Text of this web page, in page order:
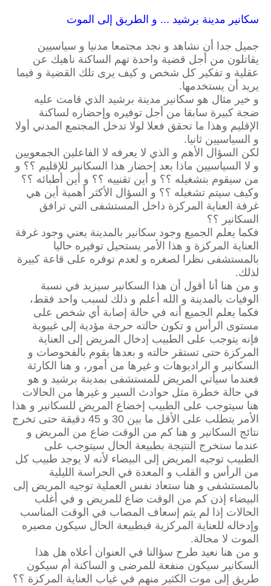
سكانير مدينة برشيد ... و الطريق إلى الموت
جميل جدا أن نشاهد و نجد مجتمعا مدنيا و سياسيين
يقاتلون من أجل قضية واحدة تهم الساكنة ناهيك عن
عقلية و تفكير كل شخص و كيف يرى تلك القضية و فيما
يريد أن يستخدمها.
و خير مثال هو سكانير مدينة برشيد الذي قامت عليه
ضجة كبيرة سابقا من أجل توفيره وإحضاره لساكنة
الإقليم وهذا ما تحقق فعلا لولا تدخل المجتمع المدني أولا
و السياسيين ثانيا.
لكن السؤال الأهم و الذي لا يعرفه لا الفاعلين الجمعويين
و لا السياسيين ماذا بعد إحضار هذا السكانير للإقليم ؟؟ و
من سيقوم بتشغيله ؟؟ و أين تقنييه ؟؟ و أين أطبائه ؟؟
وكيف سيتم تشغيله ؟؟ و السؤال الأكثر أهمية أين هي
غرفة العناية المركزة داخل المستشفى التي ترافق
السكانير ؟؟
فكما يعلم الجميع وجود سكانير بالمدينة يعني وجود غرفة
العناية المركزة و هذا الأمر يستحيل توفيره حاليا
بالمستشفى نظرا لصغره و لعدم توفره على قاعة كبيرة
لذلك.
و من هنا أنا أقول أن هذا السكانير سيزيد في نسبة
الوفيات بالمدينة و الله أعلم و ذلك لسبب واحد فقط،
فكما يعلم الجميع أنه في حالة إصابة أي شخص على
مستوى الرأس و تكون حالته حرجة مؤدية إلى غيبوبة
فإنه يتوجب على الطبيب إدخال المريض إلى العناية
المركزة حتى تستقر حالته و بعدها يقوم بالفحوصات و
السكانير و الراديوهات و غيرها من أمور، و هنا الكارثة
فعندما سيأتي المريض للمستشفى بمدينة برشيد و هو
في حالة خطرة مثل حوادث السير و غيرها من الحالات
هنا سيتوجب على الطبيب إخضاع المريض للسكانير و هذا
الأمر يتطلب على الأقل ما بين 30 و 45 دقيقة حتى تخرج
نتائج السكانير و هنا كم من الوقت ضاع من المريض و
عندما ستخرج النتيجة بطبيعة الحال سيتوجب على
الطبيب توجيه المريض إلى البيضاء لأنه لا يوجد طبيب كل
من الرأس و القلب و المعدة في الحراسة الليلية
بالمستشفى و هنا ستعاد نفس العملية توجيه المريض إلى
البيضاء إذن كم من الوقت ضاع للمريض و في أغلب
الحالات إذا لم يتم إسعاف المصاب في الوقت المناسب
وإدخاله للعناية المركزية فبطبيعة الحال سيكون مصيره
الموت لا محالة.
و من هنا نعيد طرح سؤالنا في العنوان أعلاه هل هذا
السكانير سيكون منفعة للمرضى و الساكنة أم سيكون
طريق إلى موت الكثير منهم في غياب العناية المركزة ؟؟